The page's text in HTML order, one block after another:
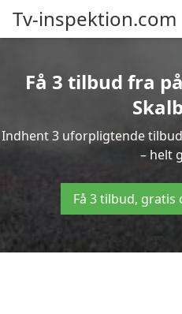
Tv-inspektion.com
Få 3 tilbud fra
Indhent 3 uforpligtende
– helt
Få 3 tilbud,